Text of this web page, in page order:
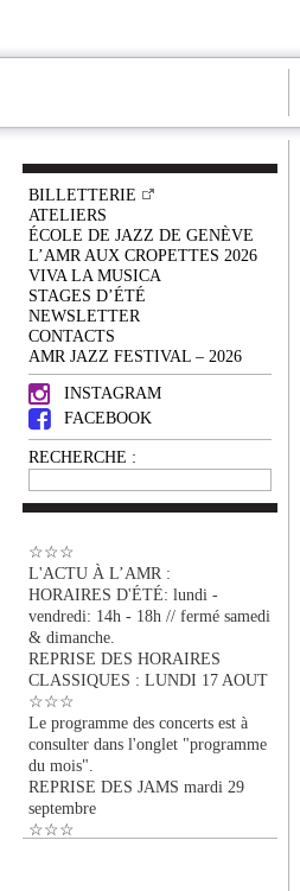
BILLETTERIE
ATELIERS
ÉCOLE DE JAZZ DE GENÈVE
L’AMR AUX CROPETTES 2026
VIVA LA MUSICA
STAGES D’ÉTÉ
NEWSLETTER
CONTACTS
AMR JAZZ FESTIVAL – 2026
INSTAGRAM
FACEBOOK
RECHERCHE :
☆☆☆
L'ACTU À L’AMR :
HORAIRES D'ÉTÉ: lundi -
vendredi: 14h - 18h // fermé samedi
& dimanche.
REPRISE DES HORAIRES
CLASSIQUES : LUNDI 17 AOUT
☆☆☆
Le programme des concerts est à
consulter dans l'onglet "programme
du mois".
REPRISE DES JAMS mardi 29
septembre
☆☆☆